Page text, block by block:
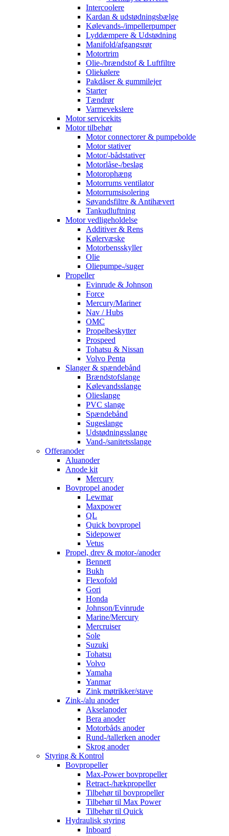
Intercoolere
Kardan & udstødningsbælge
Kølevands-/impellerpumper
Lyddæmpere & Udstødning
Manifold/afgangsrør
Motortrim
Olie-/brændstof & Luftfiltre
Oliekølere
Pakdåser & gummilejer
Starter
Tændrør
Varmevekslere
Motor servicekits
Motor tilbehør
Motor connectorer & pumpebolde
Motor stativer
Motor/-bådstativer
Motorlåse-/beslag
Motorophæng
Motorrums ventilator
Motorrumsisolering
Søvandsfiltre & Antihævert
Tankudluftning
Motor vedligeholdelse
Additiver & Rens
Kølervæske
Motorbensskyller
Olie
Oliepumpe-/suger
Propeller
Evinrude & Johnson
Force
Mercury/Mariner
Nav / Hubs
OMC
Propelbeskytter
Prospeed
Tohatsu & Nissan
Volvo Penta
Slanger & spændebånd
Brændstofslange
Kølevandsslange
Olieslange
PVC slange
Spændebånd
Sugeslange
Udstødningsslange
Vand-/sanitetsslange
Offeranoder
Aluanoder
Anode kit
Mercury
Bovpropel anoder
Lewmar
Maxpower
QL
Quick bovpropel
Sidepower
Vetus
Propel, drev & motor-/anoder
Bennett
Bukh
Flexofold
Gori
Honda
Johnson/Evinrude
Marine/Mercury
Mercruiser
Sole
Suzuki
Tohatsu
Volvo
Yamaha
Yanmar
Zink møtrikker/stave
Zink-/alu anoder
Akselanoder
Bera anoder
Motorbåds anoder
Rund-/tallerken anoder
Skrog anoder
Styring & Kontrol
Bovpropeller
Max-Power bovpropeller
Retract-/hækpropeller
Tilbehør til bovpropeller
Tilbehør til Max Power
Tilbehør til Quick
Hydraulisk styring
Inboard